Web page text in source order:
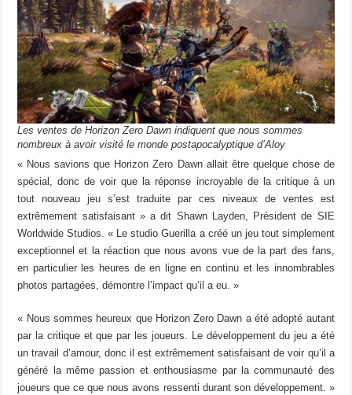
Les ventes de Horizon Zero Dawn indiquent que nous sommes
nombreux à avoir visité le monde postapocalyptique d’Aloy
« Nous savions que Horizon Zero Dawn allait être quelque chose de
spécial, donc de voir que la réponse incroyable de la critique à un
tout nouveau jeu s’est traduite par ces niveaux de ventes est
extrêmement satisfaisant » a dit Shawn Layden, Président de SIE
Worldwide Studios. « Le studio Guerilla a créé un jeu tout simplement
exceptionnel et la réaction que nous avons vue de la part des fans,
en particulier les heures de en ligne en continu et les innombrables
photos partagées, démontre l’impact qu’il a eu. »
« Nous sommes heureux que Horizon Zero Dawn a été adopté autant
par la critique et que par les joueurs. Le développement du jeu a été
un travail d’amour, donc il est extrêmement satisfaisant de voir qu’il a
généré la même passion et enthousiasme par la communauté des
joueurs que ce que nous avons ressenti durant son développement. »